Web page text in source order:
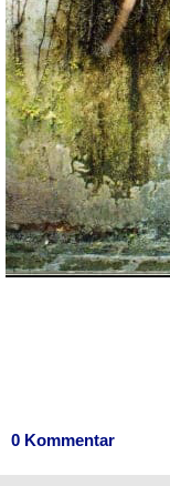
0 Kommentar